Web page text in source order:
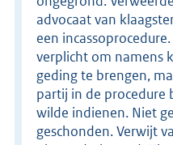
advocaat van
een
verplicht om namens
geding te brengen,
partij in de procedure
wilde indienen. Niet
geschonden. Verwijt